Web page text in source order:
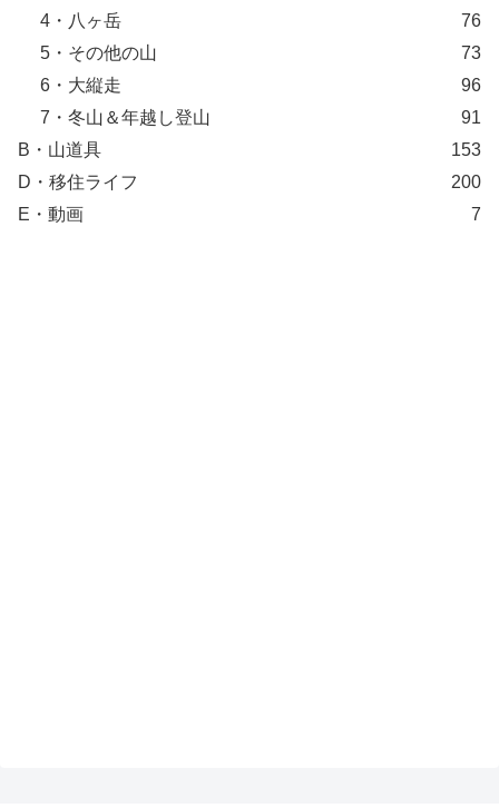
4・八ヶ岳
76
5・その他の山
73
6・大縦走
96
7・冬山＆年越し登山
91
B・山道具
153
D・移住ライフ
200
E・動画
7